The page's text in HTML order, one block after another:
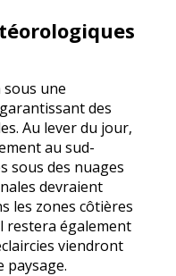
sous une
des
Au lever du jour,
au sud-
sous des nuages
devraient
les zones côtières
restera également
viendront
paysage.